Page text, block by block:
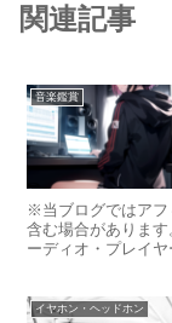
関連記事
音楽鑑賞
※当ブログではアフ
含む場合がありま
ーディオ・プレイ
イヤホン・ヘッドホン